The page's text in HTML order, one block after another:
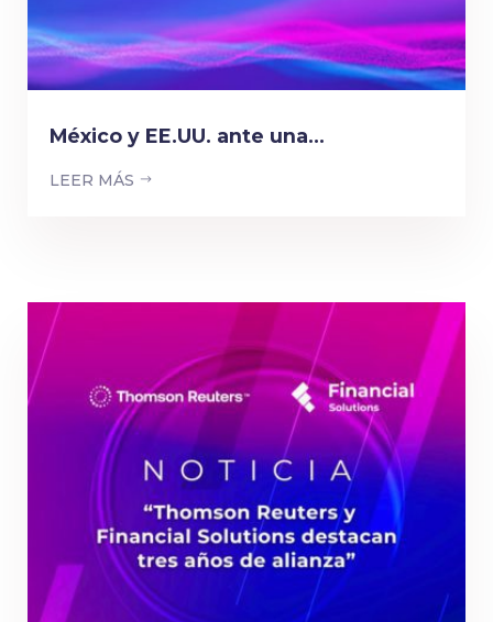
México y EE.UU. ante una...
LEER MÁS